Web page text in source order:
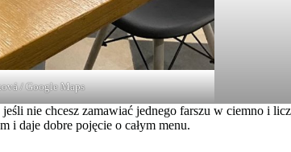
/ Google Maps
nie chcesz zamawiać jednego farszu w ciemno i
i daje dobre pojęcie o całym menu.